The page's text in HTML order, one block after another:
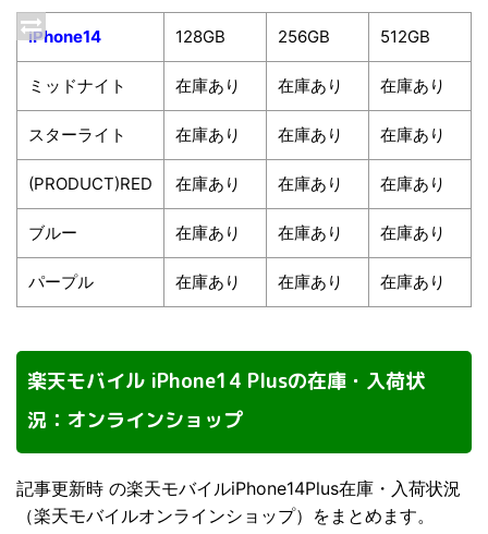
iPhone14 128GB 256GB 512GB
ミッドナイト 在庫あり 在庫あり 在庫あり
スターライト 在庫あり 在庫あり 在庫あり
(PRODUCT)RED 在庫あり 在庫あり 在庫あり
ブルー 在庫あり 在庫あり 在庫あり
パープル 在庫あり 在庫あり 在庫あり
楽天モバイル iPhone14 Plusの在庫・入荷状
況：オンラインショップ
記事更新時 の楽天モバイルiPhone14Plus在庫・入荷状況
（楽天モバイルオンラインショップ）をまとめます。